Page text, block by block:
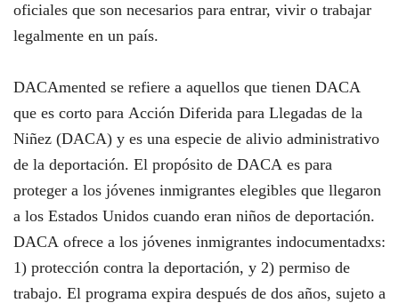
oficiales que son necesarios para entrar, vivir o trabajar
legalmente en un país.
DACAmented se refiere a aquellos que tienen DACA
que es corto para Acción Diferida para Llegadas de la
Niñez (DACA) y es una especie de alivio administrativo
de la deportación. El propósito de DACA es para
proteger a los jóvenes inmigrantes elegibles que llegaron
a los Estados Unidos cuando eran niños de deportación.
DACA ofrece a los jóvenes inmigrantes indocumentadxs:
1) protección contra la deportación, y 2) permiso de
trabajo. El programa expira después de dos años, sujeto a